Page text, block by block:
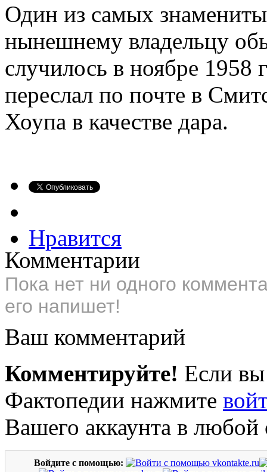
Один из самых
нынешнему владельцу
случилось в ноябре 1958
переслал по почте в
Хоупа в качестве дара.
Нравится
Комментарии
Пока нет ни одного
его напишет!
Ваш комментарий
Комментируйте! Если вы
Фактопедии нажмите
Вашего аккаунта в любой
Войдите с помощью: